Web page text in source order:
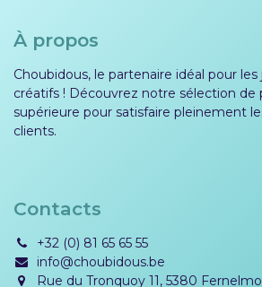
À propos
Choubidous, le partenaire idéal pour
créatifs ! Découvrez notre sélection de
supérieure pour satisfaire pleinement
clients.
Contacts
+32 (0) 81 65 65 55
info@choubidous.be
Rue du Tronquoy 11, 5380